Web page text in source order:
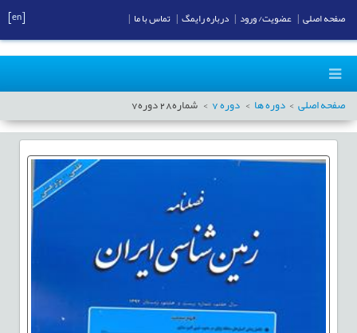
صفحه اصلی دوره ها دوره7 شماره28دوره7
صفحه اصلی عضویت/ ورود درباره رایمگ تماس با ما